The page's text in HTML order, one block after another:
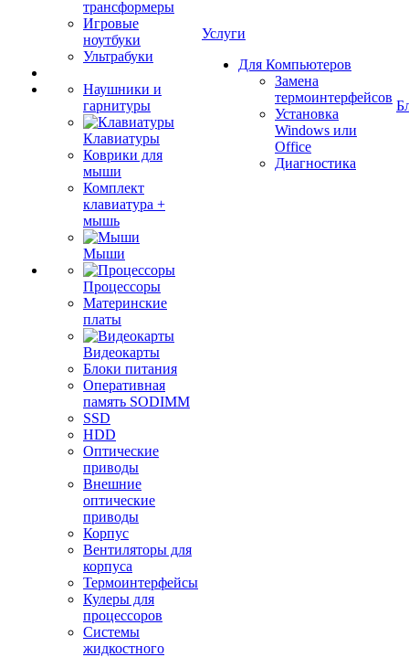
трансформеры
Игровые
ноутбуки
Ультрабуки
Наушники и
гарнитуры
Клавиатуры
Коврики для
мыши
Комплект
клавиатура +
мышь
Мыши
Процессоры
Материнские
платы
Видеокарты
Блоки питания
Оперативная
память SODIMM
SSD
HDD
Оптические
приводы
Внешние
оптические
приводы
Корпус
Вентиляторы для
корпуса
Термоинтерфейсы
Кулеры для
процессоров
Системы
жидкостного
Услуги
Для Компьютеров
Замена
термоинтерфейсов
Установка
Windows или
Office
Диагностика